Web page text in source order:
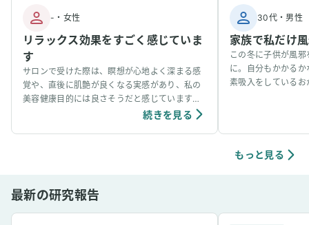
- ・ 女性
リラックス効果をすごく感じていま
す
サロンで受けた際は、瞑想が心地よく深まる感
覚や、直後に肌艶が良くなる実感があり、私の
美容健康目的には良さそうだと感じています。
個人の感想ではありますが、吸入中は、脳波が
続きを見る
30代・男性
家族で私だけ
この冬に子供が風
に。自分もかかる
素吸入をしている
もっと見る
最新の研究報告